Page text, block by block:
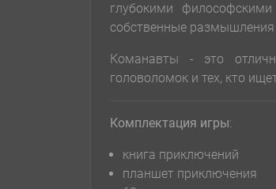
глубокими
собственные
Команавты - это
головоломок и тех, кто
Комплектация игры:
книга приключений
планшет приключения